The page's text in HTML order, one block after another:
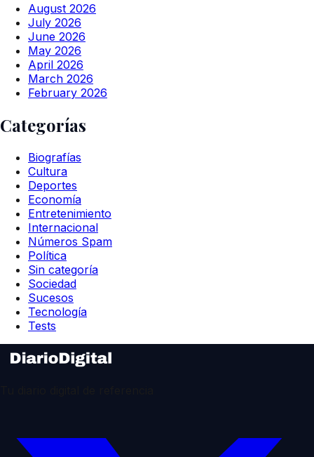
August 2026
July 2026
June 2026
May 2026
April 2026
March 2026
February 2026
Categorías
Biografías
Cultura
Deportes
Economía
Entretenimiento
Internacional
Números Spam
Política
Sin categoría
Sociedad
Sucesos
Tecnología
Tests